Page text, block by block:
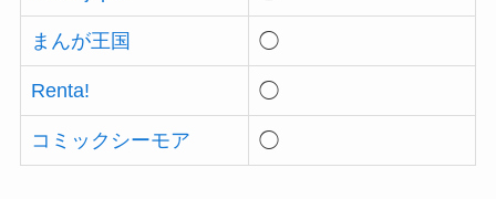
まんが王国 ◯
Renta! ◯
コミックシーモア ◯